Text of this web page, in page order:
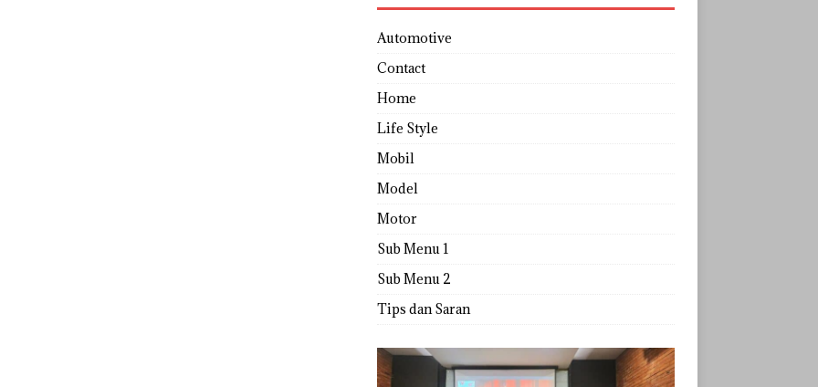
Automotive
Contact
Home
Life Style
Mobil
Model
Motor
Sub Menu 1
Sub Menu 2
Tips dan Saran